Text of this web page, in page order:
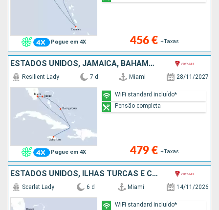
Pague em 4X 456 € +Taxas
ESTADOS UNIDOS, JAMAICA, BAHAMAS
Pague em 4X
Resilient Lady 7 d Miami 28/11/2027
479 € +Taxas
WiFi standard incluído*
Pensão completa
ESTADOS UNIDOS, ILHAS TURCAS E CAICOS, BAHAMAS
Scarlet Lady 6 d Miami 14/11/2026
WiFi standard incluído*